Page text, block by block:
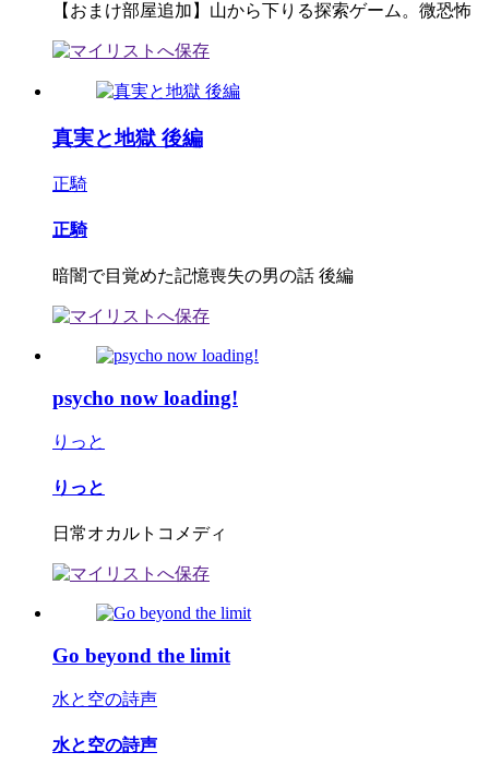
【おまけ部屋追加】山から下りる探索ゲーム。微恐怖
真実と地獄 後編
正騎
正騎
暗闇で目覚めた記憶喪失の男の話 後編
psycho now loading!
りっと
りっと
日常オカルトコメディ
Go beyond the limit
水と空の詩声
水と空の詩声